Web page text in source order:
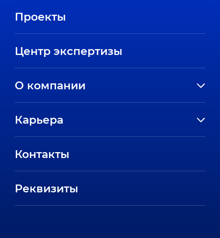
Проекты
Центр экспертизы
О компании
Направления
Карьера
Стажировки
Контакты
Реквизиты